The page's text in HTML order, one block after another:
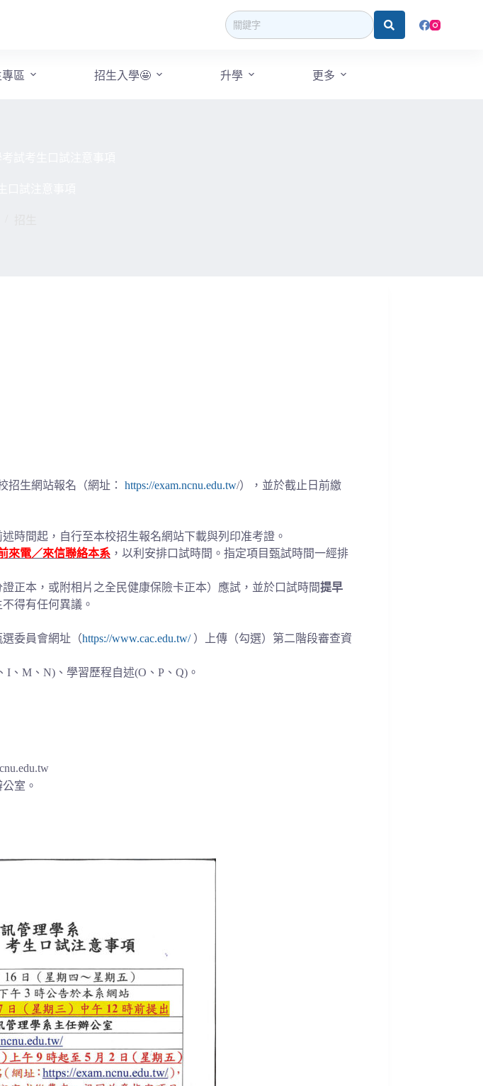
區 招生入學🤩 升學 更多
招生網站報名（網址： https://exam.ncnu.edu.tw/），並於截止日前繳
時間起，自行至本校招生報名網站下載與列印准考證。
來電／來信聯絡本系 ，以利安排口試時間。指定項目甄試時間一經排
證正本，或附相片之全民健康保險卡正本）應試，並於口試時間提早
得有任何異議。
選委員會網址（https://www.cac.edu.tw/）上傳（勾選）第二階段審查資
、M、N)、學習歷程自述(O、P、Q)。
室。